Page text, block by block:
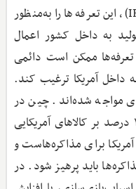
اقتصادی اضطراری بین‌المللی» (IEEPA)، این تعرفه‌ها را به‌منظور
به داخل کشور اعمال
ممکن است دائمی
داخل آمریکا ترغیب کند.
مواجه شده‌اند. چین در
پاسخ، تعرفه‌های تلافی‌جویانه‌ای تا ۱۲۵ درصد بر کالاهای آمریکایی
برای مذاکره‌هاست و
باید پرهیز شود. در